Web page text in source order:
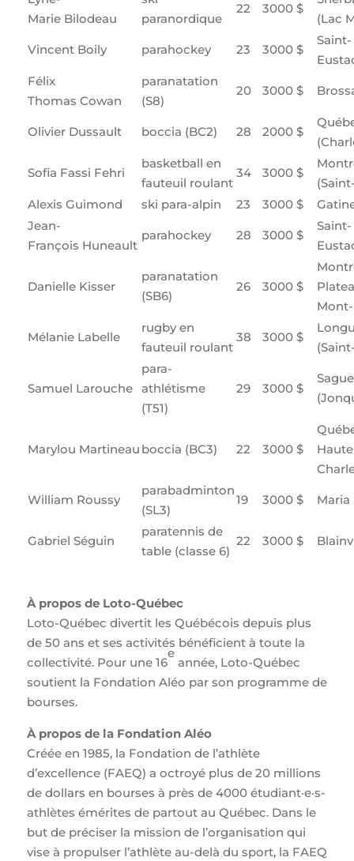
Marie Bilodeau
paranordique
22 3000 $
(Lac
Vincent Boily parahockey 23 3000 $
Saint-
Félix
Thomas Cowan
paranatation
(S8)
20 3000 $
Olivier Dussault boccia (BC2) 28 2000 $
Sofia Fassi Fehri
basketball en
fauteuil roulant
34 3000 $
Alexis Guimond
ski para-alpin 23 3000 $
Jean-
François Huneault
parahockey 28 3000 $
Saint-
Danielle Kisser
paranatation
(SB6)
26 3000 $
Mélanie Labelle
rugby en
fauteuil roulant
38 3000 $
Samuel Larouche
para-
athlétisme
(T51)
29 3000 $
Marylou Martineau boccia (BC3) 22 3000 $
William Roussy
parabadminton
(SL3)
19 3000 $ Maria
Gabriel Séguin
paratennis de
table (classe 6)
22 3000 $
À propos de Loto-Québec
Loto-Québec divertit les Québécois depuis plus
de 50 ans et ses activités bénéficient à toute la
collectivité. Pour une 16
e
année, Loto-Québec
soutient la Fondation Aléo par son programme de
bourses.
À propos de la Fondation Aléo
Créée en 1985, la Fondation de l’athlète
d’excellence (FAEQ) a octroyé plus de 20 millions
de dollars en bourses à près de 4000 étudiant·e·s-
athlètes émérites de partout au Québec. Dans le
but de préciser la mission de l’organisation qui
vise à propulser l’athlète au-delà du sport, la FAEQ